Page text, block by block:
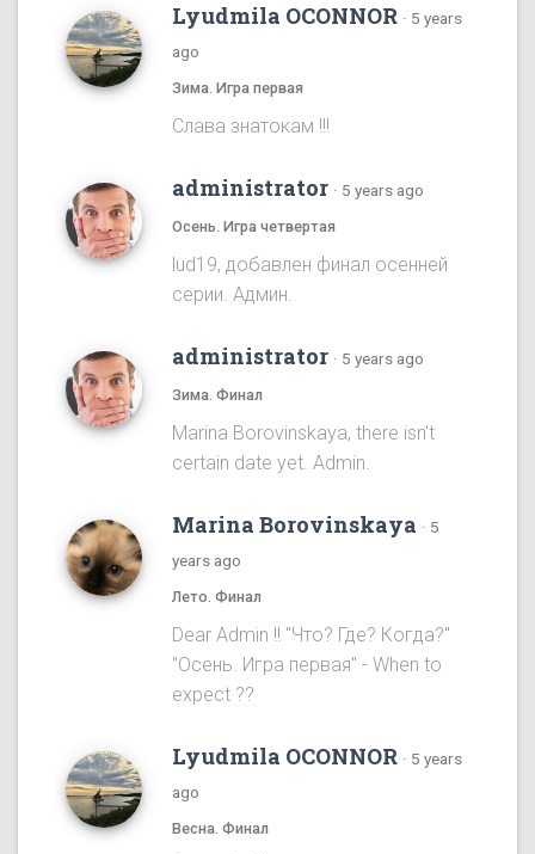
Lyudmila OCONNOR · 5 years
ago
Зима. Игра первая
Cлава знатокам !!!
administrator · 5 years ago
Осень. Игра четвертая
lud19, добавлен финал осенней
серии. Админ.
administrator · 5 years ago
Зима. Финал
Marina Borovinskaya, there isn't
certain date yet. Admin.
Marina Borovinskaya · 5
years ago
Лето. Финал
Dear Admin !! "Что? Где? Когда?"
"Осень. Игра первая" - When to
expect ??
Lyudmila OCONNOR · 5 years
ago
Весна. Финал